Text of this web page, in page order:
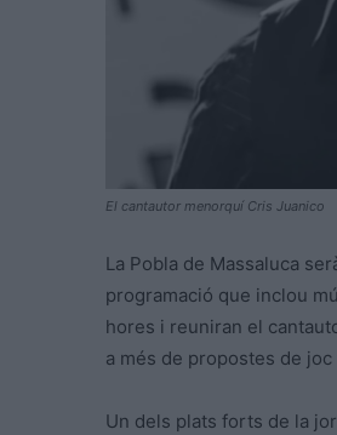
El cantautor menorquí Cris Juanico
La Pobla de Massaluca
programació que inclou
hores i reuniran el
a més de propostes de joc
Un dels plats forts de la